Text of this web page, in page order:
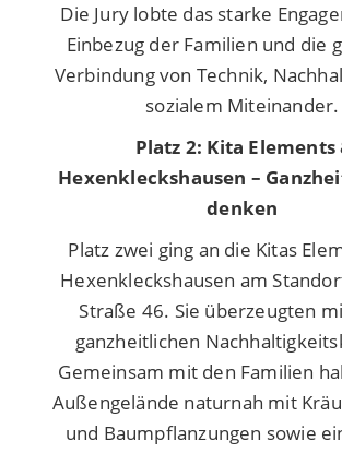
Die Jury lobte das starke
Einbezug der Familien und die
Verbindung von Technik,
sozialem Miteinander.
Platz 2: Kita Elements
Hexenkleckshausen –
denken
Platz zwei ging an die Kitas
Hexenkleckshausen am
Straße 46. Sie überzeugten
ganzheitlichen
Gemeinsam mit den Familien
Außengelände naturnah mit
und Baumpflanzungen sowie